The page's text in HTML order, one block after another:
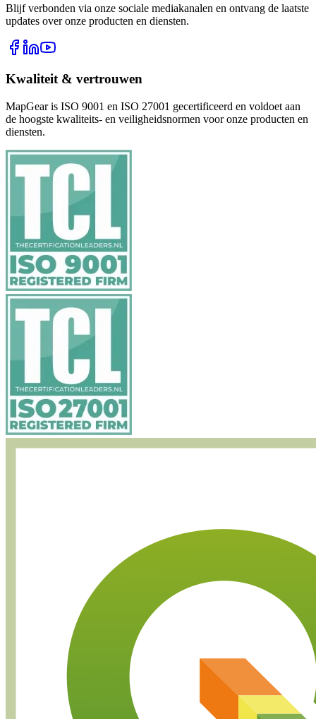
Blijf verbonden via onze sociale mediakanalen en ontvang de laatste
updates over onze producten en diensten.
Kwaliteit & vertrouwen
MapGear is ISO 9001 en ISO 27001 gecertificeerd en voldoet aan
de hoogste kwaliteits- en veiligheidsnormen voor onze producten en
diensten.